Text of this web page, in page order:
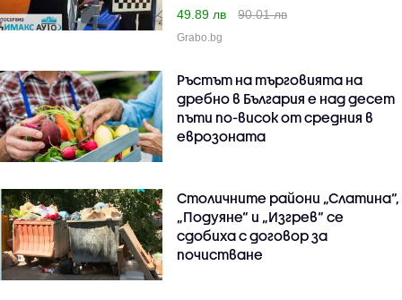
49.89 лв
90.01 лв
Grabo.bg
Ръстът на търговията на
дребно в България е над десет
пъти по-висок от средния в
еврозоната
Столичните райони „Слатина“,
„Подуяне“ и „Изгрев“ се
сдобиха с договор за
почистване